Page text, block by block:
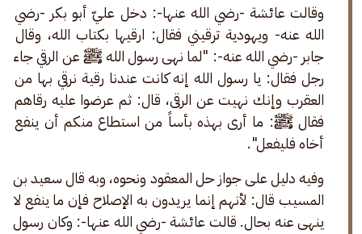
وقالت عائشة -رضي الله عنها-: دخل عليّ أبو بكر -رضي
الله عنه- ويهودية ترقيني فقال: ارقيها بكتاب الله، وقال
جابر -رضي الله عنه-: "لما نهى رسول الله ﷺ عن الرقي جاء
رجل فقال: يا رسول الله إنه كانت عندنا رقية نرقي بها من
العقرب وإنك نهيت عن الرقى، قال: ثم عرضوا عليه رقاهم
فقال ﷺ: ما أرى بهذه بأساً من استطاع منكم أن ينفع
أخاه فليفعل".
وفيه دليل على جواز حل المعقود ونحوه، وبه قال سعيد بن
المسيب قال: لأنهم إنما يريدون به الإصلاح فإن ما ينفع لا
ينهى عنه بحال. قالت عائشة -رضي الله عنها-: وكان رسول